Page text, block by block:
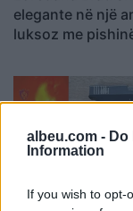
albeu.com - Do
Information
If you wish to opt-
elegante në një
luksoz me
ndjekësit
Elbasan, 43-